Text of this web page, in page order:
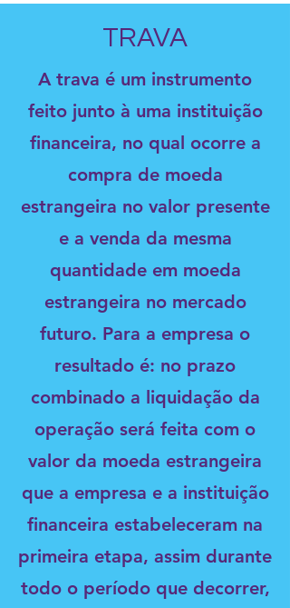
TRAVA
A trava é um instrumento
feito junto à uma instituição
financeira, no qual ocorre a
compra de moeda
estrangeira no valor presente
e a venda da mesma
quantidade em moeda
estrangeira no mercado
futuro. Para a empresa o
resultado é: no prazo
combinado a liquidação da
operação será feita com o
valor da moeda estrangeira
que a empresa e a instituição
financeira estabeleceram na
primeira etapa, assim durante
todo o período que decorrer,